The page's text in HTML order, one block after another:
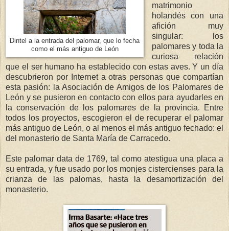
Dintel a la entrada del palomar, que lo fecha
como el más antiguo de León
matrimonio
holandés con una
afición muy
singular: los
palomares y toda la
curiosa relación
que el ser humano ha establecido con estas aves. Y un día
descubrieron por Internet a otras personas que compartían
esta pasión: la Asociación de Amigos de los Palomares de
León y se pusieron en contacto con ellos para ayudarles en
la conservación de los palomares de la provincia. Entre
todos los proyectos, escogieron el de recuperar el palomar
más antiguo de León, o al menos el más antiguo fechado: el
del monasterio de Santa María de Carracedo.
Este palomar data de 1769, tal como atestigua una placa a
su entrada, y fue usado por los monjes cistercienses para la
crianza de las palomas, hasta la desamortización del
monasterio.